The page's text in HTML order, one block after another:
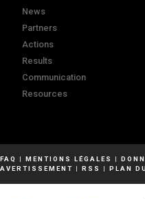
News
Partners
Actions
Results
Communication
Resources
FAQ | MENTIONS LÉGALES |
AVERTISSEMENT | RSS | PLAN